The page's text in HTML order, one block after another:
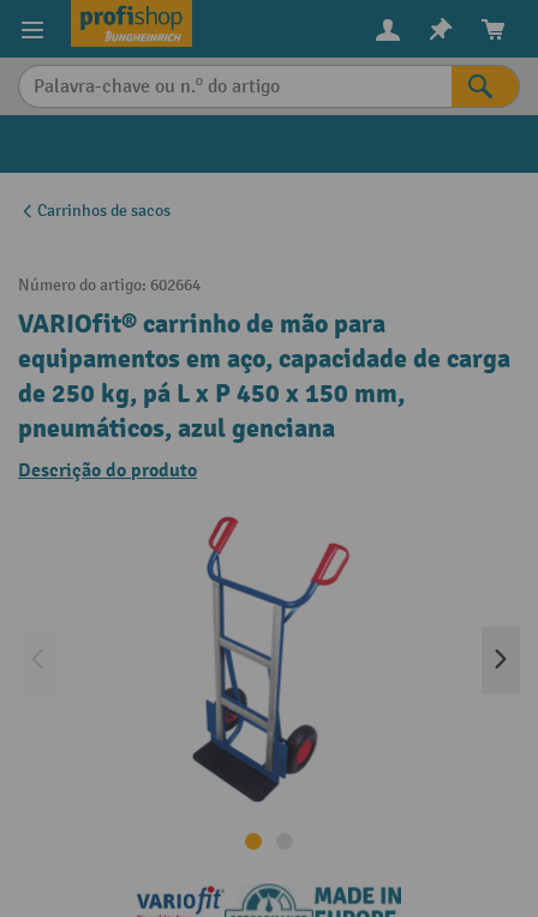
principal
Carrinhos de sacos
Número do artigo: 602664
VARIOfit® carrinho de mão para
equipamentos em aço, capacidade de carga
de 250 kg, pá L x P 450 x 150 mm,
pneumáticos, azul genciana
Descrição do produto